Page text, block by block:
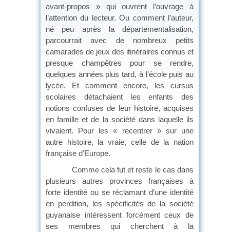
avant-propos » qui ouvrent l’ouvrage à
l’attention du lecteur. Ou comment l’auteur,
né peu après la départementalisation,
parcourrait avec de nombreux petits
camarades de jeux des itinéraires connus et
presque champêtres pour se rendre,
quelques années plus tard, à l’école puis au
lycée. Et comment encore, les cursus
scolaires détachaient les enfants des
notions confuses de leur histoire, acquises
en famille et de la société dans laquelle ils
vivaient. Pour les « recentrer » sur une
autre histoire, la vraie, celle de la nation
française d’Europe.
Comme cela fut et reste le cas dans
plusieurs autres provinces françaises à
forte identité ou se réclamant d’une identité
en perdition, les spécificités de la société
guyanaise intéressent forcément ceux de
ses membres qui cherchent à la